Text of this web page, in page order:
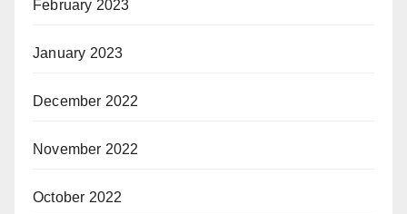
February 2023
January 2023
December 2022
November 2022
October 2022